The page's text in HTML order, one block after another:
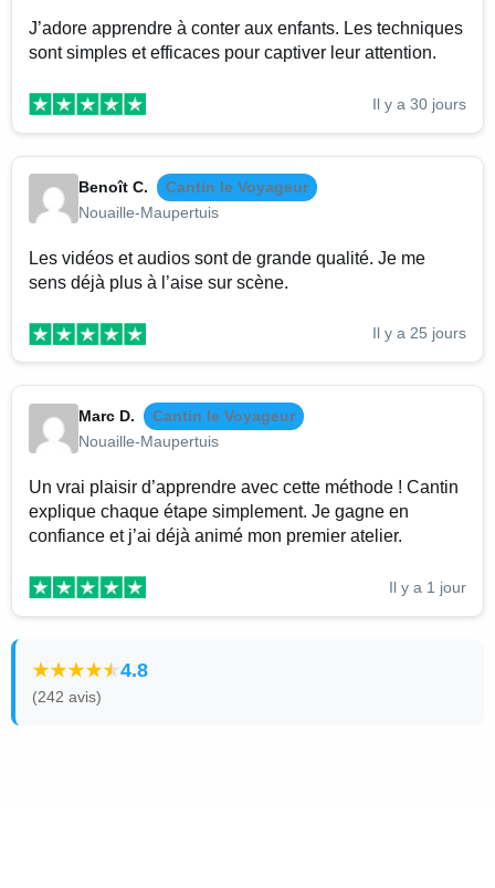
J’adore apprendre à conter aux enfants. Les techniques
sont simples et efficaces pour captiver leur attention.
Il y a 30 jours
Benoît C.
Cantin le Voyageur
Nouaille-Maupertuis
Les vidéos et audios sont de grande qualité. Je me
sens déjà plus à l’aise sur scène.
Il y a 25 jours
Marc D.
Cantin le Voyageur
Nouaille-Maupertuis
Un vrai plaisir d’apprendre avec cette méthode ! Cantin
explique chaque étape simplement. Je gagne en
confiance et j’ai déjà animé mon premier atelier.
Il y a 1 jour
4.8
(242 avis)